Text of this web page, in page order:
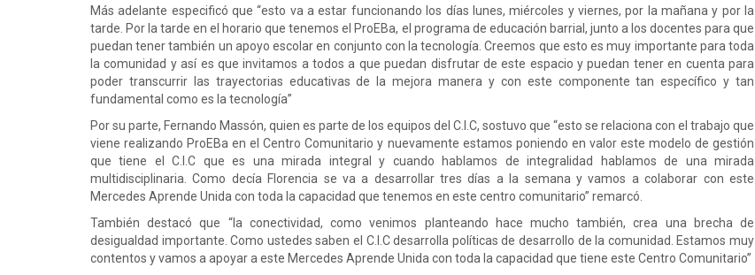
Más adelante especificó que “esto va a estar funcionando los días lunes, miércoles y viernes, por la mañana y por la
tarde. Por la tarde en el horario que tenemos el ProEBa, el programa de educación barrial, junto a los docentes para que
puedan tener también un apoyo escolar en conjunto con la tecnología. Creemos que esto es muy importante para toda
la comunidad y así es que invitamos a todos a que puedan disfrutar de este espacio y puedan tener en cuenta para
poder transcurrir las trayectorias educativas de la mejora manera y con este componente tan específico y tan
fundamental como es la tecnología”
Por su parte, Fernando Massón, quien es parte de los equipos del C.I.C, sostuvo que “esto se relaciona con el trabajo que
viene realizando ProEBa en el Centro Comunitario y nuevamente estamos poniendo en valor este modelo de gestión
que tiene el C.I.C que es una mirada integral y cuando hablamos de integralidad hablamos de una mirada
multidisciplinaria. Como decía Florencia se va a desarrollar tres días a la semana y vamos a colaborar con este
Mercedes Aprende Unida con toda la capacidad que tenemos en este centro comunitario” remarcó.
También destacó que “la conectividad, como venimos planteando hace mucho también, crea una brecha de
desigualdad importante. Como ustedes saben el C.I.C desarrolla políticas de desarrollo de la comunidad. Estamos muy
contentos y vamos a apoyar a este Mercedes Aprende Unida con toda la capacidad que tiene este Centro Comunitario”